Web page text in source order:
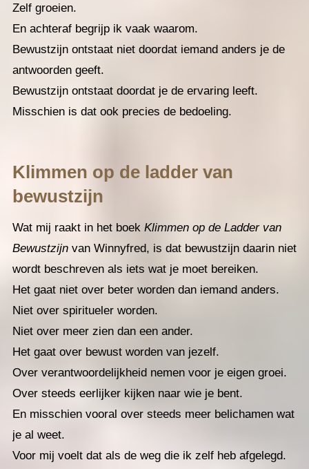
Zelf groeien.
En achteraf begrijp ik vaak waarom.
Bewustzijn ontstaat niet doordat iemand anders je de
antwoorden geeft.
Bewustzijn ontstaat doordat je de ervaring leeft.
Misschien is dat ook precies de bedoeling.
Klimmen op de ladder van
bewustzijn
Wat mij raakt in het boek Klimmen op de Ladder van
Bewustzijnvan Winnyfred, is dat bewustzijn daarin niet
wordt beschreven als iets wat je moet bereiken.
Het gaat niet over beter worden dan iemand anders.
Niet over spiritueler worden.
Niet over meer zien dan een ander.
Het gaat over bewust worden van jezelf.
Over verantwoordelijkheid nemen voor je eigen groei.
Over steeds eerlijker kijken naar wie je bent.
En misschien vooral over steeds meer belichamen wat
je al weet.
Voor mij voelt dat als de weg die ik zelf heb afgelegd.